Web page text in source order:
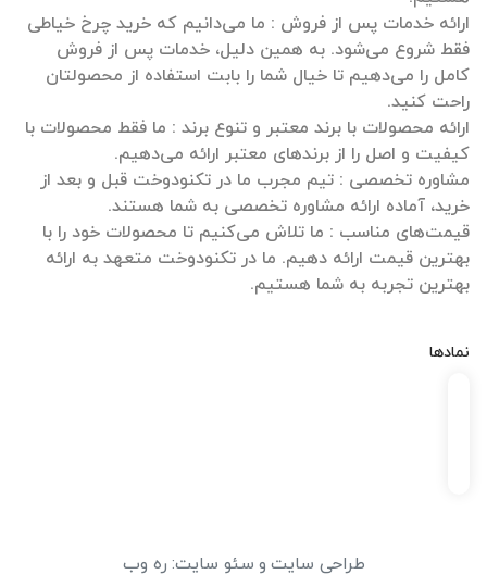
ارائه خدمات پس از فروش : ما می‌دانیم که خرید چرخ خیاطی
فقط شروع می‌شود. به همین دلیل، خدمات پس از فروش
کامل را می‌دهیم تا خیال شما را بابت استفاده از محصولتان
ارائه محصولات با برند معتبر و تنوع برند : ما فقط محصولات با
مشاوره تخصصی : تیم مجرب ما در تکنودوخت قبل و بعد از
قیمت‌های مناسب : ما تلاش می‌کنیم تا محصولات خود را با
بهترین قیمت ارائه دهیم. ما در تکنودوخت متعهد به ارائه
بهترین تجربه به شما هستیم.
نمادها
طراحی سایت و سئو سایت: ره وب